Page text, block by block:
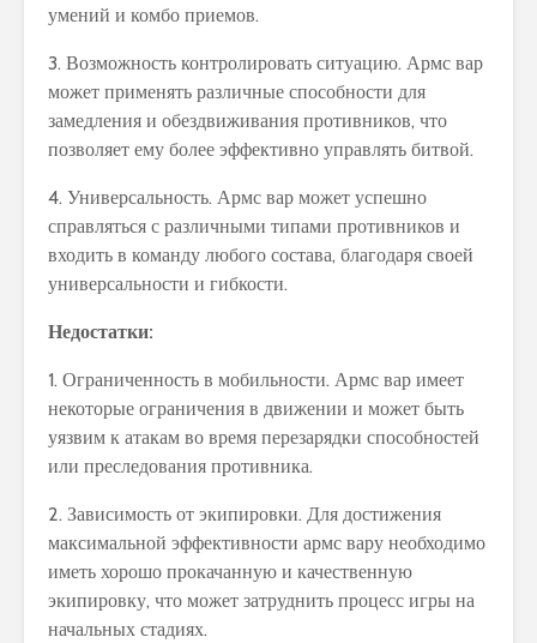
умений и комбо приемов.
3. Возможность контролировать ситуацию. Армс вар
может применять различные способности для
замедления и обездвиживания противников, что
позволяет ему более эффективно управлять битвой.
4. Универсальность. Армс вар может успешно
справляться с различными типами противников и
входить в команду любого состава, благодаря своей
универсальности и гибкости.
Недостатки:
1. Ограниченность в мобильности. Армс вар имеет
некоторые ограничения в движении и может быть
уязвим к атакам во время перезарядки способностей
или преследования противника.
2. Зависимость от экипировки. Для достижения
максимальной эффективности армс вару необходимо
иметь хорошо прокачанную и качественную
экипировку, что может затруднить процесс игры на
начальных стадиях.